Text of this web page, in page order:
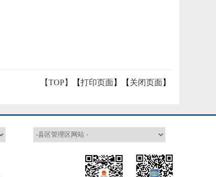
【TOP】 【打印页面】【 关闭页面】